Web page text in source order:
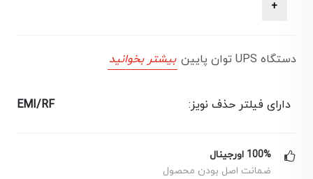
دستگاه UPS توان پایین بیشتر بخوانید
دارای فیلتر حذف نویز: EMI/RF
100% اورجینال
ضمانت اصل بودن محصول